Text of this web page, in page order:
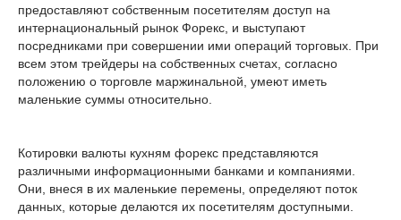
предоставляют собственным посетителям доступ на
интернациональный рынок Форекс, и выступают
посредниками при совершении ими операций торговых. При
всем этом трейдеры на собственных счетах, согласно
положению о торговле маржинальной, умеют иметь
маленькие суммы относительно.
Котировки валюты кухням форекс представляются
различными информационными банками и компаниями.
Они, внеся в их маленькие перемены, определяют поток
данных, которые делаются их посетителям доступными.